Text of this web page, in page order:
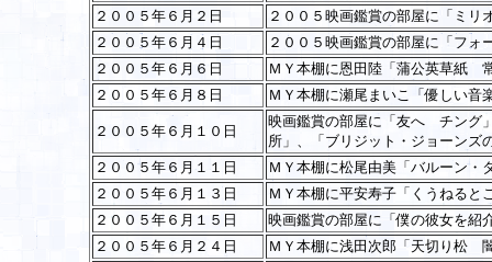
２００５年６月２日
２００５映画鑑賞の部屋に「ミリ
２００５年６月４日
２００５映画鑑賞の部屋に「フォ
２００５年６月６日
ＭＹ本棚に恩田陸「蒲公英草紙
２００５年６月８日
ＭＹ本棚に瀬尾まいこ「優しい音
２００５年６月１０日
映画鑑賞の部屋に「友へ チング
所」、「ブリジット・ジョーンズ
２００５年６月１１日
ＭＹ本棚に松尾由美「バルーン・
２００５年６月１３日
ＭＹ本棚に平安寿子「くうねると
２００５年６月１５日
映画鑑賞の部屋に「僕の彼女を紹
２００５年６月２４日
ＭＹ本棚に浅田次郎「天切り松